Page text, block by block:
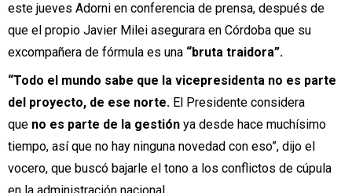
este jueves Adorni en conferencia de prensa, después de
que el propio Javier Milei asegurara en Córdoba que su
excompañera de fórmula es una “bruta traidora”.
“Todo el mundo sabe que la vicepresidenta no es parte
del proyecto, de ese norte. El Presidente considera
que no es parte de la gestión ya desde hace muchísimo
tiempo, así que no hay ninguna novedad con eso”, dijo el
vocero, que buscó bajarle el tono a los conflictos de cúpula